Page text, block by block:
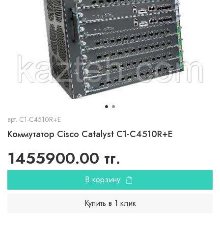
арт. C1-C4510R+E
Коммутатор Cisco Catalyst C1-C4510R+E
1455900.00 тг.
В корзину
Купить в 1 клик